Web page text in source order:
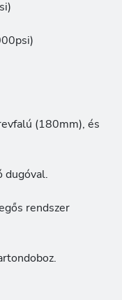
(180mm), és
dugóval.
rendszer